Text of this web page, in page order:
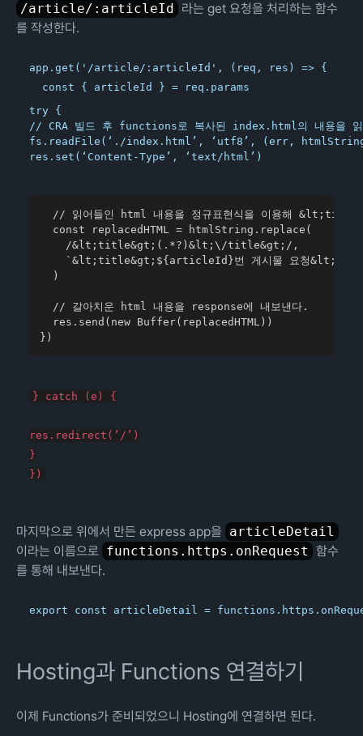
/article/:articleId
라는 get 요청을 처리하는 함수
를 작성한다.
app.get('/article/:articleId', (req, res) => {
try {
// CRA 빌드 후 functions로 복사된 index.html의 내용을 읽
fs.readFile(‘./index.html’, ‘utf8’, (err,
res.set(‘Content-Type’, ‘text/html’)
// 읽어들인 html 내용을 정규표현식을 이용해
  const replacedHTML = htmlString.replace(
    /&lt;title&gt;(.*?)&lt;\/title&gt;/,
`&lt;title&gt;${articleId}번 게시물 요청&lt;/
  )
  // 갈아치운 html 내용을 response에 내보낸다.
  res.send(new Buffer(replacedHTML))
})
} catch (e) {
res.redirect(’/’)
}
마지막으로 위에서 만든 express app을 articleDetail
이라는 이름으로 functions.https.onRequest 함수
를 통해 내보낸다.
Hosting과 Functions 연결하기
이제 Functions가 준비되었으니 Hosting에 연결하면 된다.